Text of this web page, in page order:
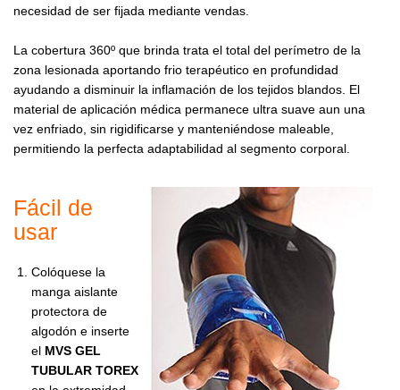
necesidad de ser fijada mediante vendas.
La cobertura 360º que brinda trata el total del perímetro de la
zona lesionada aportando frio terapéutico en profundidad
ayudando a disminuir la inflamación de los tejidos blandos. El
material de aplicación médica permanece ultra suave aun una
vez enfriado, sin rigidificarse y manteniéndose maleable,
permitiendo la perfecta adaptabilidad al segmento corporal.
Fácil de
usar
Colóquese la
manga aislante
protectora de
algodón e inserte
el MVS GEL
TUBULAR TOREX